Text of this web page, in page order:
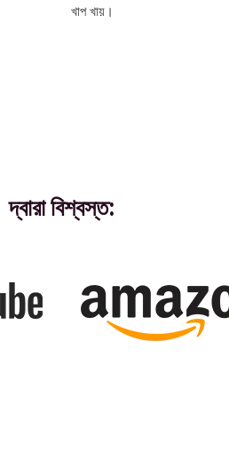
খাপ খায়।
দ্বারা বিশ্বস্ত: